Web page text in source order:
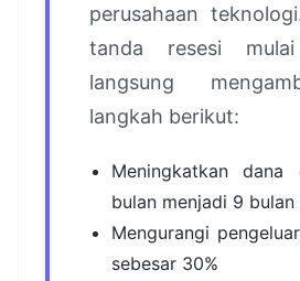
perusahaan
tanda resesi
langsung
langkah berikut:
Meningkatkan
bulan menjadi 9
Mengurangi
sebesar 30%